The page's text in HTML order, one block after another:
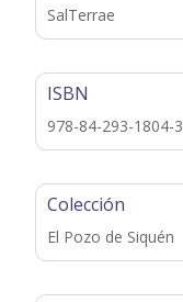
SalTerrae
ISBN
978-84-293-1804-3
Colección
El Pozo de Siquén